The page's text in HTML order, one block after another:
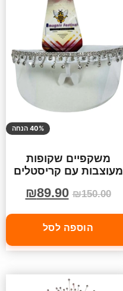
40% הנחה
משקפיים שקופות
מעוצבות עם קריסטלים
₪150.00
₪89.90
הוספה לסל